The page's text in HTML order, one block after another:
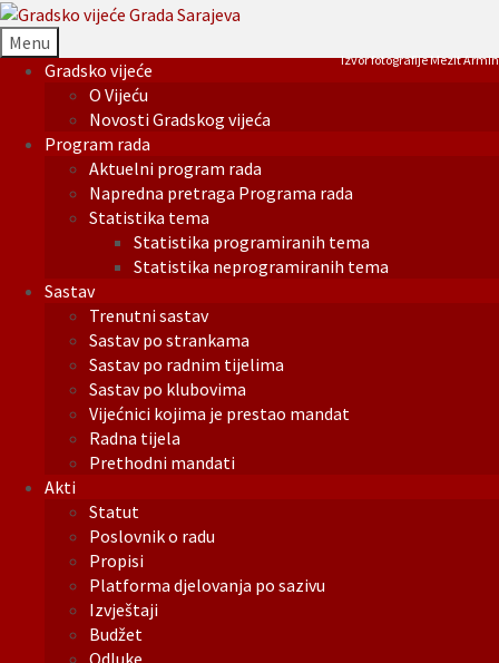
Menu
Gradsko vijeće
O Vijeću
Novosti Gradskog vijeća
Program rada
Aktuelni program rada
Napredna pretraga Programa rada
Statistika tema
Statistika programiranih tema
Statistika neprogramiranih tema
Sastav
Trenutni sastav
Sastav po strankama
Sastav po radnim tijelima
Sastav po klubovima
Vijećnici kojima je prestao mandat
Radna tijela
Prethodni mandati
Akti
Statut
Poslovnik o radu
Propisi
Platforma djelovanja po sazivu
Izvještaji
Budžet
Izvor fotografije Mezit Armin